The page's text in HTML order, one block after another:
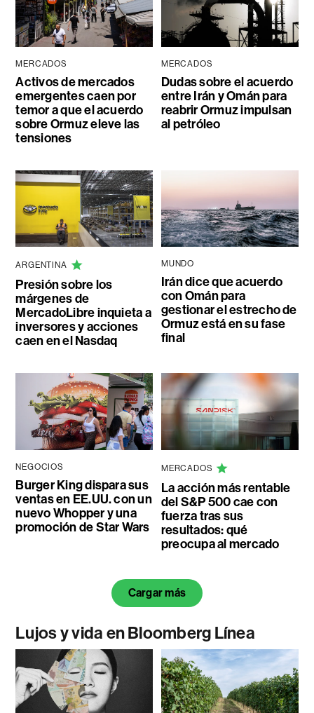
MERCADOS
Activos de mercados
emergentes caen por
temor a que el acuerdo
sobre Ormuz eleve las
tensiones
MERCADOS
Dudas sobre el acuerdo
entre Irán y Omán para
reabrir Ormuz impulsan
al petróleo
ARGENTINA
Presión sobre los
márgenes de
MercadoLibre inquieta a
inversores y acciones
caen en el Nasdaq
MUNDO
Irán dice que acuerdo
con Omán para
gestionar el estrecho de
Ormuz está en su fase
final
NEGOCIOS
Burger King dispara sus
ventas en EE.UU. con un
nuevo Whopper y una
promoción de Star Wars
MERCADOS
La acción más rentable
del S&P 500 cae con
fuerza tras sus
resultados: qué
preocupa al mercado
Cargar más
Lujos y vida en Bloomberg Línea